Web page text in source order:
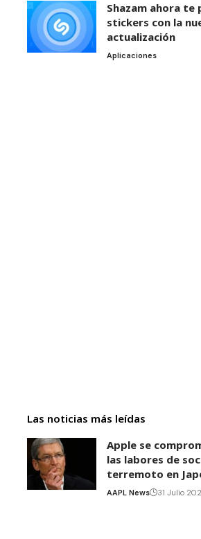
Shazam ahora
stickers con la
actualización
Aplicaciones
Las noticias más leídas
Apple se
las labores de
terremoto en
AAPL News 31 Julio